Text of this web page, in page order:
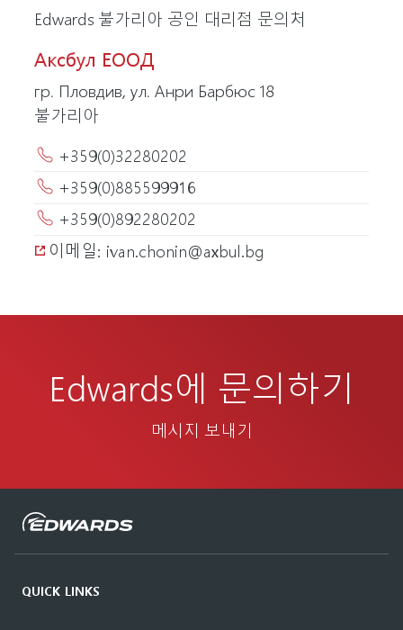
Edwards 불가리아 공인 대리점 문의처
Аксбул ЕООД
гр. Пловдив, ул. Анри Барбюс 18
불가리아
+359(0)32280202
+359(0)885599916
+359(0)892280202
이메일: ivan.chonin@axbul.bg
Edwards에 문의하기
메시지 보내기
QUICK LINKS